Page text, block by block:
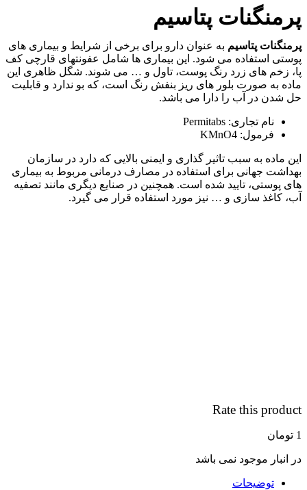
پرمنگنات پتاسیم
پرمنگنات پتاسیم به عنوان دارو برای برخی از شرایط و بیماری های
پوستی استفاده می شود. این بیماری ها شامل عفونتهای قارچی کف
پا، زخم های زرد رنگ پوست، تاول و … می شوند. شگل ظاهری این
ماده به صورت بلور های ریز بنفش رنگ است، که بو ندارد و قابلیت
حل شدن در آب را دارا می باشد.
نام تجاری: Permitabs
فرمول: KMnO4
این ماده به سبب تاثیر گذاری و ایمنی بالایی که دارد در سازمان
بهداشت جهانی برای استفاده در مصارف درمانی مربوط به بیماری
های پوستی، تایید شده است. همچنین در صنایع دیگری مانند تصفیه
آب، کاغذ سازی و … نیز مورد استفاده قرار می گیرد.
Rate this product
1 تومان
در انبار موجود نمی باشد
توضیحات